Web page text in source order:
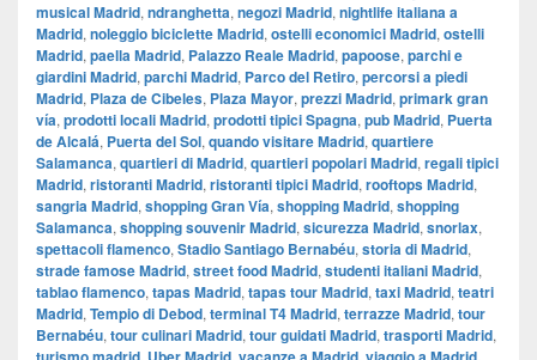
musical Madrid, ndranghetta, negozi Madrid, nightlife italiana a
Madrid, noleggio biciclette Madrid, ostelli economici Madrid, ostelli
Madrid, paella Madrid, Palazzo Reale Madrid, papoose, parchi e
giardini Madrid, parchi Madrid, Parco del Retiro, percorsi a piedi
Madrid, Plaza de Cibeles, Plaza Mayor, prezzi Madrid, primark gran
vía, prodotti locali Madrid, prodotti tipici Spagna, pub Madrid, Puerta
de Alcalá, Puerta del Sol, quando visitare Madrid, quartiere
Salamanca, quartieri di Madrid, quartieri popolari Madrid, regali tipici
Madrid, ristoranti Madrid, ristoranti tipici Madrid, rooftops Madrid,
sangria Madrid, shopping Gran Vía, shopping Madrid, shopping
Salamanca, shopping souvenir Madrid, sicurezza Madrid, snorlax,
spettacoli flamenco, Stadio Santiago Bernabéu, storia di Madrid,
strade famose Madrid, street food Madrid, studenti italiani Madrid,
tablao flamenco, tapas Madrid, tapas tour Madrid, taxi Madrid, teatri
Madrid, Tempio di Debod, terminal T4 Madrid, terrazze Madrid, tour
Bernabéu, tour culinari Madrid, tour guidati Madrid, trasporti Madrid,